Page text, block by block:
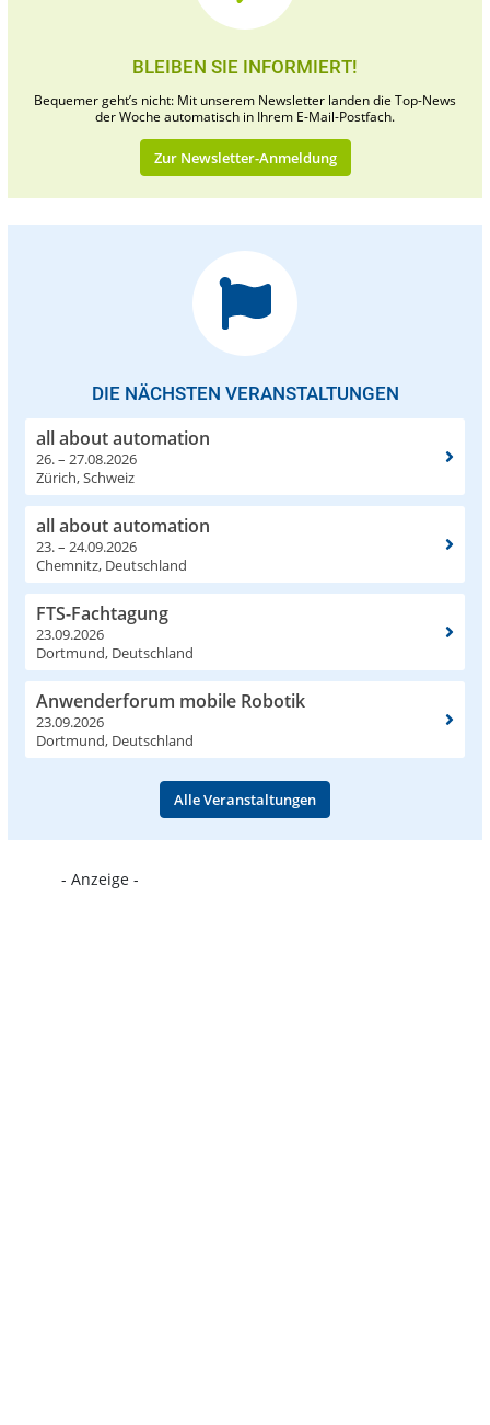
BLEIBEN SIE INFORMIERT!
Bequemer geht’s nicht: Mit unserem Newsletter landen die Top-News
der Woche automatisch in Ihrem E-Mail-Postfach.
Zur Newsletter-Anmeldung
DIE NÄCHSTEN VERANSTALTUNGEN
all about automation
26. – 27.08.2026
Zürich, Schweiz
all about automation
23. – 24.09.2026
Chemnitz, Deutschland
FTS-Fachtagung
23.09.2026
Dortmund, Deutschland
Anwenderforum mobile Robotik
23.09.2026
Dortmund, Deutschland
Alle Veranstaltungen
- Anzeige -